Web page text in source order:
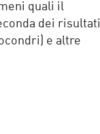
quali il
dei risultati
e altre